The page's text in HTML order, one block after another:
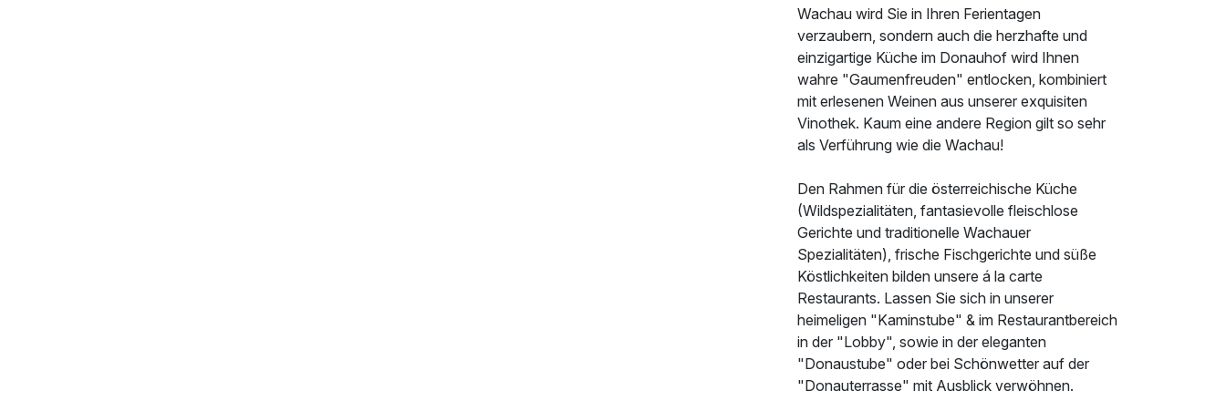
Wachau wird Sie in Ihren Ferientagen
verzaubern, sondern auch die herzhafte und
einzigartige Küche im Donauhof wird Ihnen
wahre "Gaumenfreuden" entlocken, kombiniert
mit erlesenen Weinen aus unserer exquisiten
Vinothek. Kaum eine andere Region gilt so sehr
als Verführung wie die Wachau!
Den Rahmen für die österreichische Küche
(Wildspezialitäten, fantasievolle fleischlose
Gerichte und traditionelle Wachauer
Spezialitäten), frische Fischgerichte und süße
Köstlichkeiten bilden unsere á la carte
Restaurants. Lassen Sie sich in unserer
heimeligen "Kaminstube" & im Restaurantbereich
in der "Lobby", sowie in der eleganten
"Donaustube" oder bei Schönwetter auf der
"Donauterrasse" mit Ausblick verwöhnen.